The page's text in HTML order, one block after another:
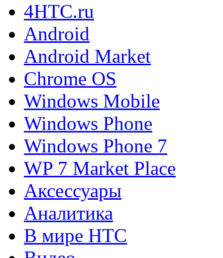
4HTC.ru
Android
Android Market
Chrome OS
Windows Mobile
Windows Phone
Windows Phone 7
WP 7 Market Place
Аксессуары
Аналитика
В мире HTC